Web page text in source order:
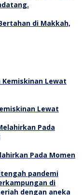
di Makkah,
Lewat
Pada Momen